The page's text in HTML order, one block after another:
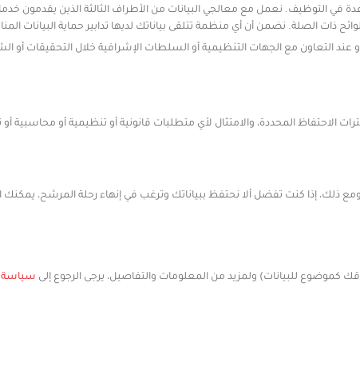
التوظيف. نعمل مع معالجي البيانات من الأطراف الثالثة الذين يقدمون
ذات الصلة. نضمن أن أي منظمة تتلقى بياناتك لديها تدابير حماية البيانات
عند التعاون مع الجهات التنظيمية أو السلطات الإشرافية خلال التحقيقات أو
المحددة، والامتثال لأي متطلبات قانونية أو تنظيمية أو محاسبية أو
إذا كنت تفضل ألا نحتفظ ببياناتك وترغب في إنهاء رحلة المرشح، يمكنك
للبيانات) ولمزيد من المعلومات والتفاصيل، يرجى الرجوع إلى سياسة